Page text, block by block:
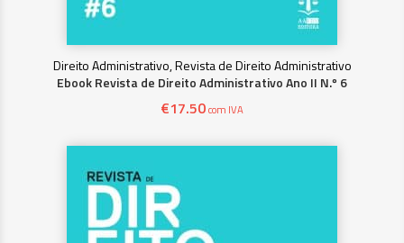
Direito Administrativo, Revista de Direito Administrativo
Ebook Revista de Direito Administrativo Ano II N.º 6
€17.50com IVA